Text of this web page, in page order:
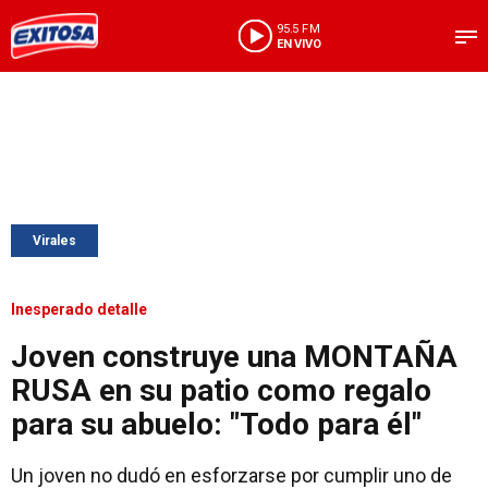
95.5 FM
EN VIVO
Virales
Inesperado detalle
Joven construye una MONTAÑA
RUSA en su patio como regalo
para su abuelo: "Todo para él"
Un joven no dudó en esforzarse por cumplir uno de